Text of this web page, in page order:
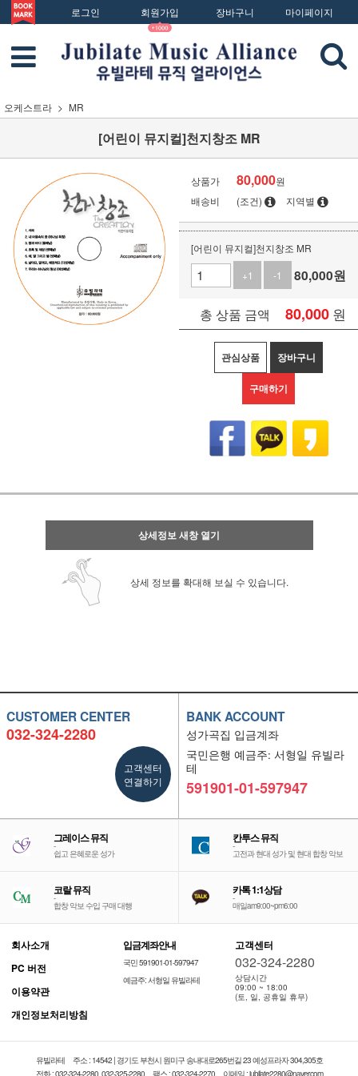
로그인 회원가입 장바구니 마이페이지
오케스트라 MR
[어린이 뮤지컬]천지창조 MR
상품가 80,000원
배송비
(조건) 지역별
[어린이 뮤지컬]천지창조 MR
+1
-1 80,000원
총 상품 금액 80,000 원
관심상품 장바구니
구매하기
상세정보 새창 열기
상세 정보를 확대해 보실 수 있습니다.
CUSTOMER CENTER
032-324-2280
고객센터
연결하기
BANK ACCOUNT
성가곡집 입금계좌
국민은행 예금주: 서형일 유빌라
테
591901-01-597947
그레이스 뮤직
-
쉽고 은혜로운 성가
칸투스 뮤직
-
고전과 현대 성가 및 현대 합창 악보
코랄 뮤직
-
합창 악보 수입 구매 대행
카톡 1:1상담
-
매일am9:00~pm6:00
회사소개
PC 버전
이용약관
개인정보처리방침
입금계좌안내
국민 591901-01-597947
예금주: 서형일 유빌라테
고객센터
032-324-2280
상담시간
09:00 ~ 18:00
(토, 일, 공휴일 휴무)
유빌라테
주소 : 14542 | 경기도 부천시 원미구 송내대로265번길 23 예성프라자 304,305호